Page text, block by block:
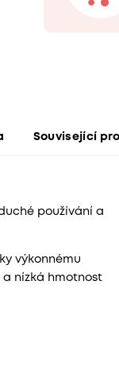
Související
používání a
výkonnému
a nízká hmotnost